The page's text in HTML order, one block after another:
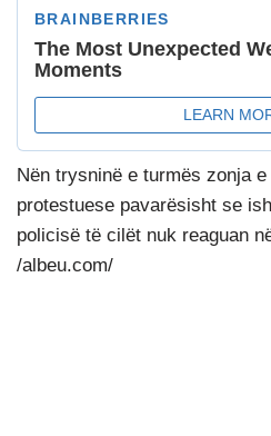
Nën trysninë e turmës zonja
protestuese pavarësisht se
policisë të cilët nuk reaguan
/albeu.com/